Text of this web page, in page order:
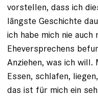
vorstellen, dass ich
längste Geschichte
ich habe mich nie auch
Eheversprechens
Anziehen, was ich will.
Essen, schlafen,
das ist für mich ein